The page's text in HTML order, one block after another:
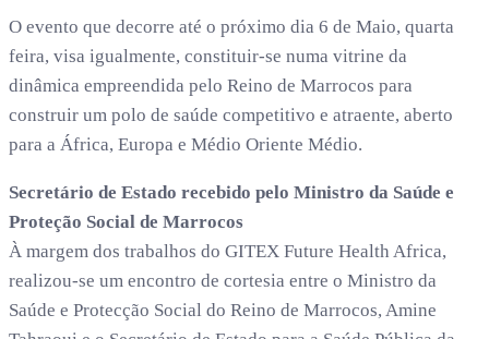
O evento que decorre até o próximo dia 6 de Maio, quarta
feira, visa igualmente, constituir-se numa vitrine da
dinâmica empreendida pelo Reino de Marrocos para
construir um polo de saúde competitivo e atraente, aberto
para a África, Europa e Médio Oriente Médio.
Secretário de Estado recebido pelo Ministro da Saúde e
Proteção Social de Marrocos
À margem dos trabalhos do GITEX Future Health Africa,
realizou-se um encontro de cortesia entre o Ministro da
Saúde e Protecção Social do Reino de Marrocos, Amine